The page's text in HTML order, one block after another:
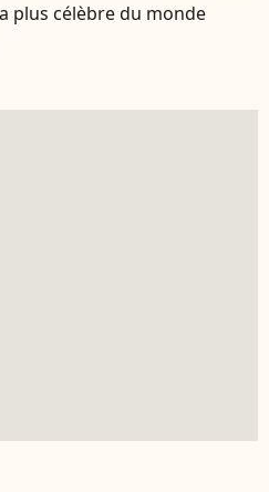
plus célèbre du monde